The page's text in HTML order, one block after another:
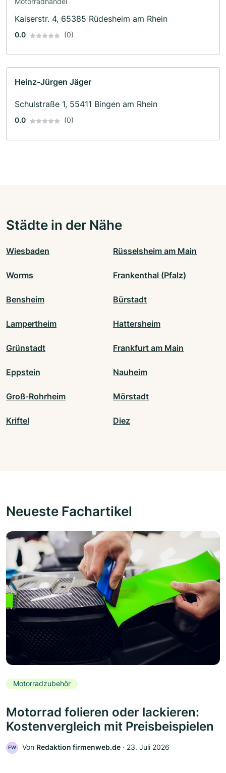
Kaiserstr. 4, 65385 Rüdesheim am Rhein
0.0 (0)
Heinz-Jürgen Jäger
Schulstraße 1, 55411 Bingen am Rhein
0.0 (0)
Städte in der Nähe
Wiesbaden Rüsselsheim am Main
Worms Frankenthal (Pfalz)
Bensheim Bürstadt
Lampertheim Hattersheim
Grünstadt Frankfurt am Main
Eppstein Nauheim
Groß-Rohrheim Mörstadt
Kriftel Diez
Neueste Fachartikel
Motorradzubehör
Motorrad folieren oder lackieren:
Kostenvergleich mit Preisbeispielen
FW Von Redaktion firmenweb.de ‧ 23. Juli 2026